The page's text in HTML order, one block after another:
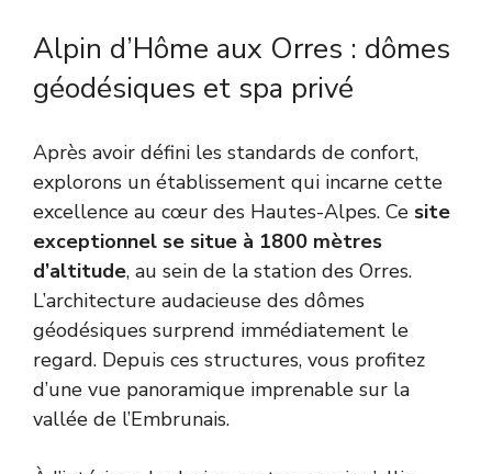
Alpin d’Hôme aux Orres : dômes
géodésiques et spa privé
Après avoir défini les standards de confort,
explorons un établissement qui incarne cette
excellence au cœur des Hautes-Alpes. Ce site
exceptionnel se situe à 1800 mètres
d’altitude, au sein de la station des Orres.
L’architecture audacieuse des dômes
géodésiques surprend immédiatement le
regard. Depuis ces structures, vous profitez
d’une vue panoramique imprenable sur la
vallée de l’Embrunais.